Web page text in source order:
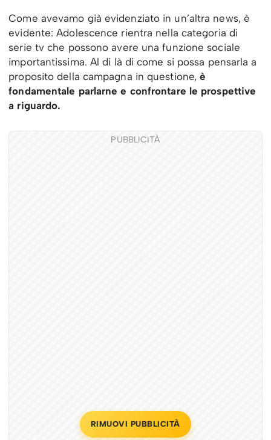
Come avevamo già evidenziato in un’altra news, è
evidente: Adolescence rientra nella categoria di
serie tv che possono avere una funzione sociale
importantissima. Al di là di come si possa pensarla a
proposito della campagna in questione,è
fondamentale parlarne e confrontare le prospettive
a riguardo.
PUBBLICITÀ
RIMUOVI PUBBLICITÀ